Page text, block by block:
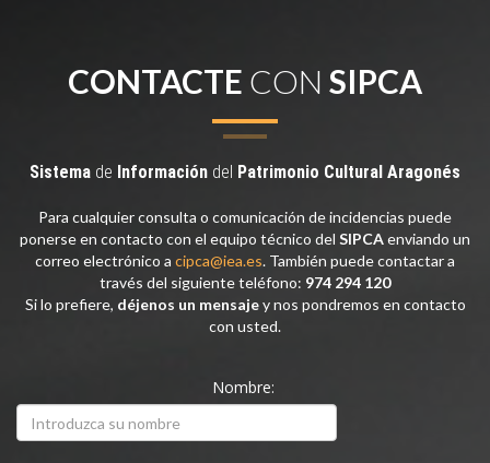
CONTACTE CON SIPCA
Sistema de Información del Patrimonio Cultural Aragonés
Para cualquier consulta o comunicación de incidencias puede
ponerse en contacto con el equipo técnico del SIPCAenviando un
correo electrónico a cipca@iea.es. También puede contactar a
través del siguiente teléfono: 974 294 120
Si lo prefiere, déjenos un mensajey nos pondremos en contacto
con usted.
Nombre: